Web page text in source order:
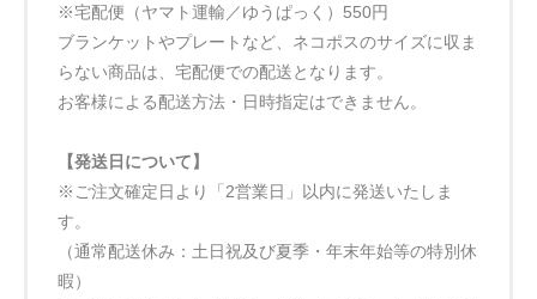
※宅配便（ヤマト運輸／ゆうぱっく）550円
ブランケットやプレートなど、ネコポスのサイズに収ま
らない商品は、宅配便での配送となります。
お客様による配送方法・日時指定はできません。
【発送日について】
※ご注文確定日より「2営業日」以内に発送いたしま
す。
（通常配送休み：土日祝及び夏季・年末年始等の特別休
暇）